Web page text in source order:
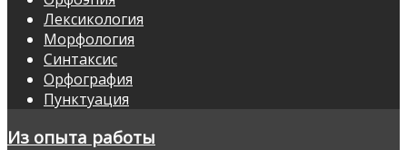
Лексикология
Морфология
Синтаксис
Орфография
Пунктуация
Из опыта работы